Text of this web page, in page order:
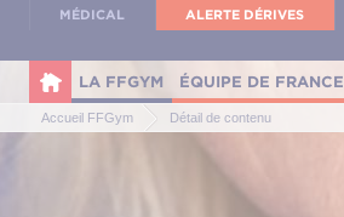
MÉDICAL ALERTE DÉRIVES
LA FFGYM ÉQUIPE DE FRANCE
Accueil FFGym Détail de contenu
Panneau de gestion des cookies